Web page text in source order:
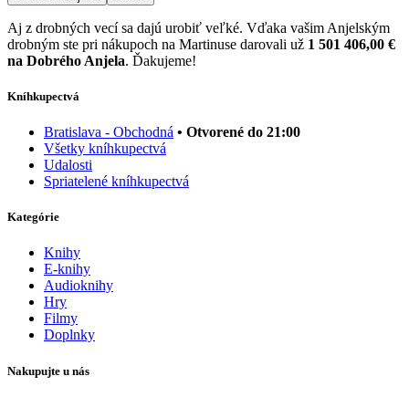
Aj z drobných vecí sa dajú urobiť veľké. Vďaka vašim Anjelským
drobným ste pri nákupoch na Martinuse darovali už 1 501 406,00 €
na Dobrého Anjela. Ďakujeme!
Kníhkupectvá
Bratislava - Obchodná • Otvorené do 21:00
Všetky kníhkupectvá
Udalosti
Spriatelené kníhkupectvá
Kategórie
Knihy
E-knihy
Audioknihy
Hry
Filmy
Doplnky
Nakupujte u nás